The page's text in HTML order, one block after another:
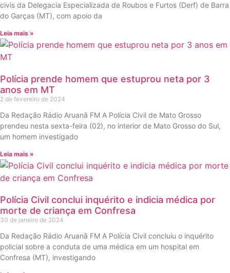
civis da Delegacia Especializada de Roubos e Furtos (Derf) de Barra
do Garças (MT), com apoio da
Leia mais »
Polícia prende homem que estuprou neta por 3
anos em MT
2 de fevereiro de 2024
Da Redação Rádio Aruanã FM A Polícia Civil de Mato Grosso
prendeu nesta sexta-feira (02), no interior de Mato Grosso do Sul,
um homem investigado
Leia mais »
Polícia Civil conclui inquérito e indicia médica por
morte de criança em Confresa
30 de janeiro de 2024
Da Redação Rádio Aruanã FM A Polícia Civil concluiu o inquérito
policial sobre a conduta de uma médica em um hospital em
Confresa (MT), investigando